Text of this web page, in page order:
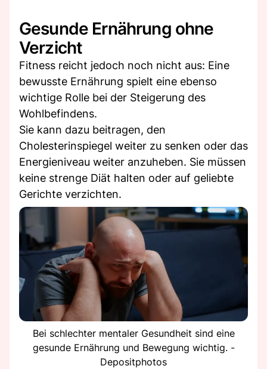
Gesunde Ernährung ohne
Verzicht
Fitness reicht jedoch noch nicht aus: Eine
bewusste Ernährung spielt eine ebenso
wichtige Rolle bei der Steigerung des
Wohlbefindens.
Sie kann dazu beitragen, den
Cholesterinspiegel weiter zu senken oder das
Energieniveau weiter anzuheben. Sie müssen
keine strenge Diät halten oder auf geliebte
Gerichte verzichten.
Bei schlechter mentaler Gesundheit sind eine
gesunde Ernährung und Bewegung wichtig. -
Depositphotos